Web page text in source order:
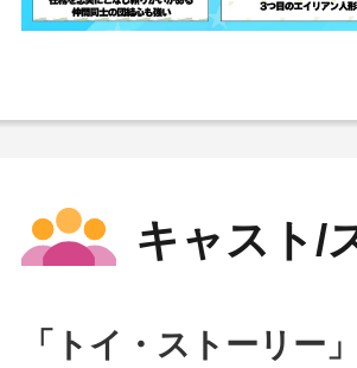
キャスト/
「トイ・ストーリー」